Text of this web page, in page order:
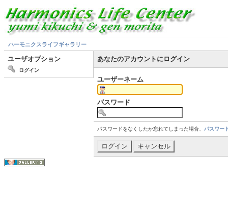
ハーモニクスライフギャラリー
ユーザオプション
ログイン
あなたのアカウントにログイン
ユーザーネーム
パスワード
パスワードをなくしたか忘れてしまった場合、 パスワー